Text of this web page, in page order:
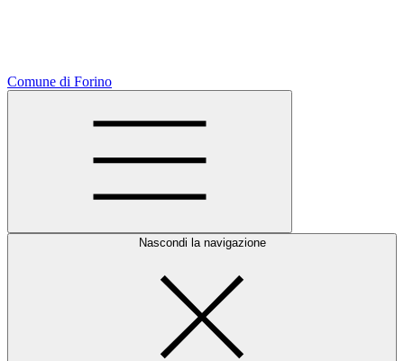
Comune di Forino
Nascondi la navigazione